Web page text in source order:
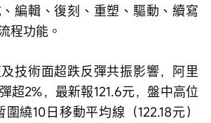
編輯、復刻、重塑、驅動、續寫
程功能。
技術面超跌反彈共振影響，阿里
超2%，最新報121.6元，盤中高位
繞10日移動平均線（122.18元）